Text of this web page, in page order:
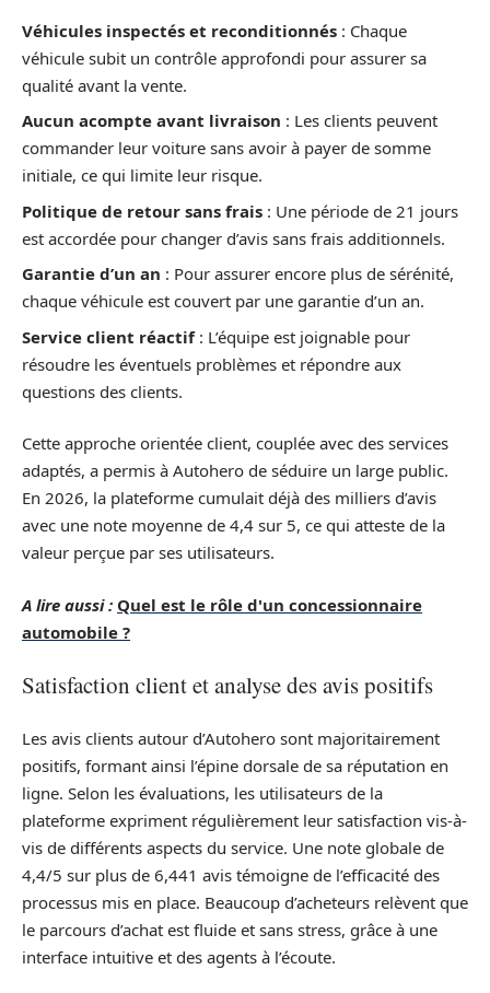
Véhicules inspectés et reconditionnés : Chaque
véhicule subit un contrôle approfondi pour assurer sa
qualité avant la vente.
Aucun acompte avant livraison : Les clients peuvent
commander leur voiture sans avoir à payer de somme
initiale, ce qui limite leur risque.
Politique de retour sans frais : Une période de 21 jours
est accordée pour changer d’avis sans frais additionnels.
Garantie d’un an : Pour assurer encore plus de sérénité,
chaque véhicule est couvert par une garantie d’un an.
Service client réactif: L’équipe est joignable pour
résoudre les éventuels problèmes et répondre aux
questions des clients.
Cette approche orientée client, couplée avec des services
adaptés, a permis à Autohero de séduire un large public.
En 2026, la plateforme cumulait déjà des milliers d’avis
avec une note moyenne de 4,4 sur 5, ce qui atteste de la
valeur perçue par ses utilisateurs.
A lire aussi : Quel est le rôle d'un concessionnaire
automobile ?
Satisfaction client et analyse des avis positifs
Les avis clients autour d’Autohero sont majoritairement
positifs, formant ainsi l’épine dorsale de sa réputation en
ligne. Selon les évaluations, les utilisateurs de la
plateforme expriment régulièrement leur satisfaction vis-à-
vis de différents aspects du service. Une note globale de
4,4/5 sur plus de 6,441 avis témoigne de l’efficacité des
processus mis en place. Beaucoup d’acheteurs relèvent que
le parcours d’achat est fluide et sans stress, grâce à une
interface intuitive et des agents à l’écoute.